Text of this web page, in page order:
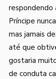
respondendo
Príncipe
mas jamais
até que
gostaria
de conduta